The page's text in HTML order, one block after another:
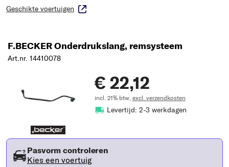
Geschikte voertuigen
F.BECKER Onderdrukslang, remsysteem
Art.nr. 14410078
€ 22,12
incl. 21% btw, excl. verzendkosten
Levertijd: 2-3 werkdagen
Pasvorm controleren
Kies een voertuig